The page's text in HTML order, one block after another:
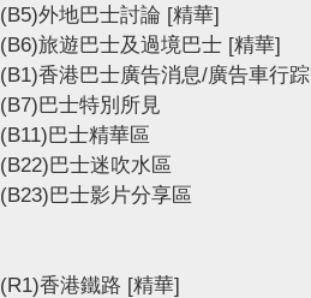
(B5)外地巴士討論 [精華]
(B6)旅遊巴士及過境巴士 [精華]
(B1)香港巴士廣告消息/廣告車行踪
(B7)巴士特別所見
(B11)巴士精華區
(B22)巴士迷吹水區
(B23)巴士影片分享區
(R1)香港鐵路 [精華]